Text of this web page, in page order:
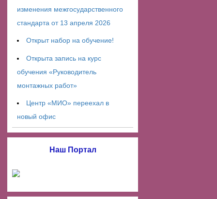
изменения межгосударственного
стандарта от 13 апреля 2026
Открыт набор на обучение!
Открыта запись на курс
обучения «Руководитель
монтажных работ»
Центр «МИО» переехал в
новый офис
Наш Портал